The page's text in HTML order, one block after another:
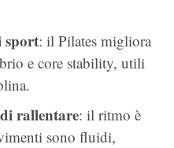
sport: il Pilates migliora
e core stability, utili
rallentare: il ritmo è
sono fluidi,